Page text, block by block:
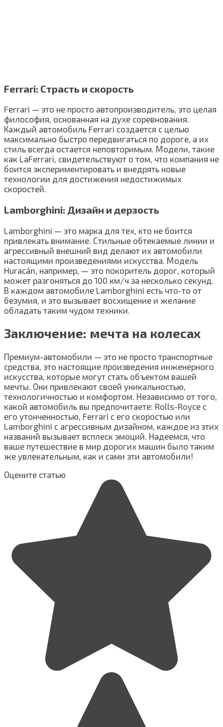
Ferrari: Страсть и скорость
Ferrari — это не просто автопроизводитель, это целая
философия, основанная на духе соревнования.
Каждый автомобиль Ferrari создается с целью
максимально быстро передвигаться по дороге, а их
стиль всегда остается неповторимым. Модели, такие
как LaFerrari, свидетельствуют о том, что компания не
боится экспериментировать и внедрять новые
технологии для достижения недостижимых
скоростей.
Lamborghini: Дизайн и дерзость
Lamborghini — это марка для тех, кто не боится
привлекать внимание. Стильные обтекаемые линии и
агрессивный внешний вид делают их автомобили
настоящими произведениями искусства. Модель
Huracán, например, — это покоритель дорог, который
может разгоняться до 100 км/ч за несколько секунд.
В каждом автомобиле Lamborghini есть что-то от
безумия, и это вызывает восхищение и желание
обладать таким чудом техники.
Заключение: мечта на колесах
Премиум-автомобили — это не просто транспортные
средства, это настоящие произведения инженерного
искусства, которые могут стать объектом вашей
мечты. Они привлекают своей уникальностью,
технологичностью и комфортом. Независимо от того,
какой автомобиль вы предпочитаете: Rolls-Royce с
его утонченностью, Ferrari с его скоростью или
Lamborghini с агрессивным дизайном, каждое из этих
названий вызывает всплеск эмоций. Надеемся, что
ваше путешествие в мир дорогих машин было таким
же увлекательным, как и сами эти автомобили!
Оцените статью